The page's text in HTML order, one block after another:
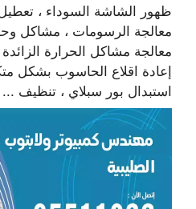
ظهور الشاشة السوداء ،
معالجة الرسومات ، مشاكل
معالجة مشاكل الحرارة
إعادة اقلاع الحاسوب بشكل
استبدال بور سبلاي ، تنظيف ...